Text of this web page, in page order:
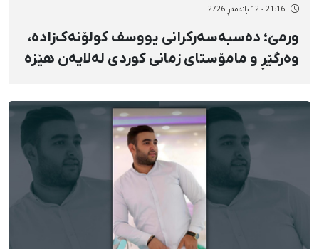
21:16 - 12 بانەمەڕ 2726
ورمێ؛ دەسبەسەرکرانی یووسف کولۆنەک‌زاده،
وەرگێڕ و مامۆستای زمانی کوردی لەلایەن هێزە